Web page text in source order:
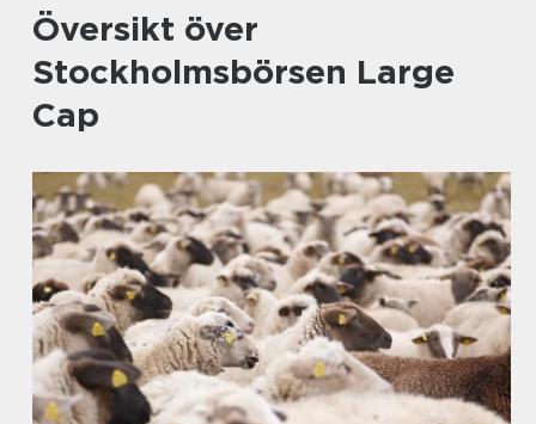
Översikt över
Stockholmsbörsen Large
Cap